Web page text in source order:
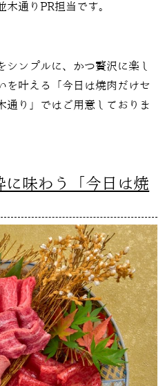
通りPR担当です。
ンプルに、かつ贅沢に楽し
を叶える「今日は焼肉だけセ
通り」ではご用意しておりま
に味わう「今日は焼